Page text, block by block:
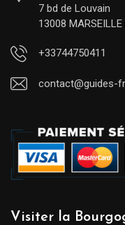
7 bd de Louvain
13008 MARSEILLE
+33744750411
contact@guides-
Visiter la